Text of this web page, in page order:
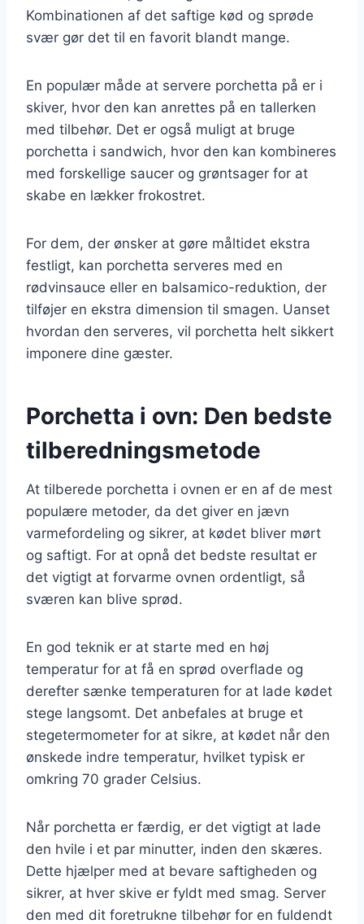
Kombinationen af det saftige kød og sprøde
svær gør det til en favorit blandt mange.
En populær måde at servere porchetta på er i
skiver, hvor den kan anrettes på en tallerken
med tilbehør. Det er også muligt at bruge
porchetta i sandwich, hvor den kan kombineres
med forskellige saucer og grøntsager for at
skabe en lækker frokostret.
For dem, der ønsker at gøre måltidet ekstra
festligt, kan porchetta serveres med en
rødvinsauce eller en balsamico-reduktion, der
tilføjer en ekstra dimension til smagen. Uanset
hvordan den serveres, vil porchetta helt sikkert
imponere dine gæster.
Porchetta i ovn: Den bedste
tilberedningsmetode
At tilberede porchetta i ovnen er en af de mest
populære metoder, da det giver en jævn
varmefordeling og sikrer, at kødet bliver mørt
og saftigt. For at opnå det bedste resultat er
det vigtigt at forvarme ovnen ordentligt, så
sværen kan blive sprød.
En god teknik er at starte med en høj
temperatur for at få en sprød overflade og
derefter sænke temperaturen for at lade kødet
stege langsomt. Det anbefales at bruge et
stegetermometer for at sikre, at kødet når den
ønskede indre temperatur, hvilket typisk er
omkring 70 grader Celsius.
Når porchetta er færdig, er det vigtigt at lade
den hvile i et par minutter, inden den skæres.
Dette hjælper med at bevare saftigheden og
sikrer, at hver skive er fyldt med smag. Server
den med dit foretrukne tilbehør for en fuldendt